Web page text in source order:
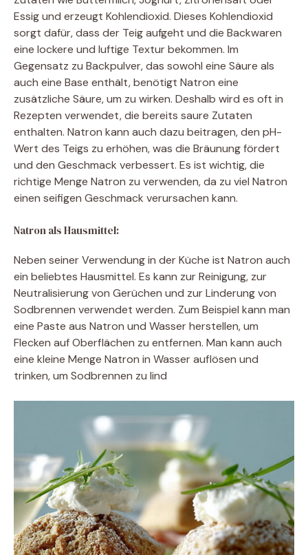
Essig und erzeugt Kohlendioxid. Dieses Kohlendioxid
sorgt dafür, dass der Teig aufgeht und die Backwaren
eine lockere und luftige Textur bekommen. Im
Gegensatz zu Backpulver, das sowohl eine Säure als
auch eine Base enthält, benötigt Natron eine
zusätzliche Säure, um zu wirken. Deshalb wird es oft in
Rezepten verwendet, die bereits saure Zutaten
enthalten. Natron kann auch dazu beitragen, den pH-
Wert des Teigs zu erhöhen, was die Bräunung fördert
und den Geschmack verbessert. Es ist wichtig, die
richtige Menge Natron zu verwenden, da zu viel Natron
einen seifigen Geschmack verursachen kann.
Natron als Hausmittel:
Neben seiner Verwendung in der Küche ist Natron auch
ein beliebtes Hausmittel. Es kann zur Reinigung, zur
Neutralisierung von Gerüchen und zur Linderung von
Sodbrennen verwendet werden. Zum Beispiel kann man
eine Paste aus Natron und Wasser herstellen, um
Flecken auf Oberflächen zu entfernen. Man kann auch
eine kleine Menge Natron in Wasser auflösen und
trinken, um Sodbrennen zu lind